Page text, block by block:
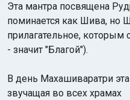
Эта мантра посвящена
поминается как Шива, но
прилагательное,
- значит "Благой").
В день Махашиваратри
звучащая во всех храмах